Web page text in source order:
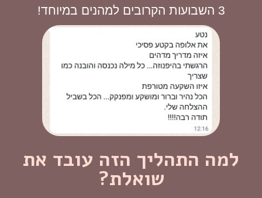
3 השבועות הקרובים למהנים במיוחד!
למה התהליך הזה עובד את
שואלת?